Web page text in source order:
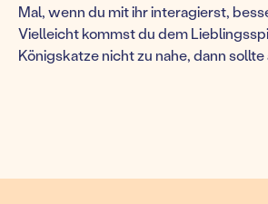
Mal, wenn du mit ihr interagierst,
Vielleicht kommst du dem
Königskatze nicht zu nahe, dann